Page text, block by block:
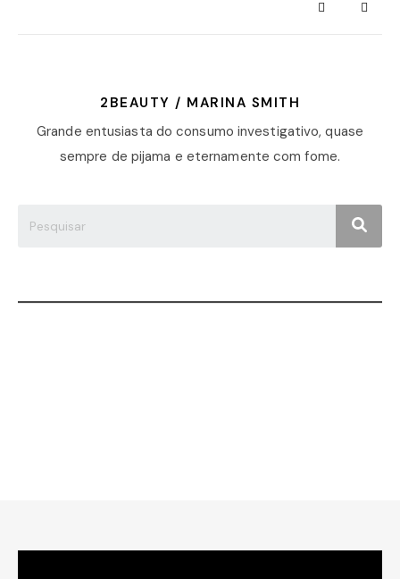
2BEAUTY / MARINA SMITH
Grande entusiasta do consumo investigativo, quase
sempre de pijama e eternamente com fome.